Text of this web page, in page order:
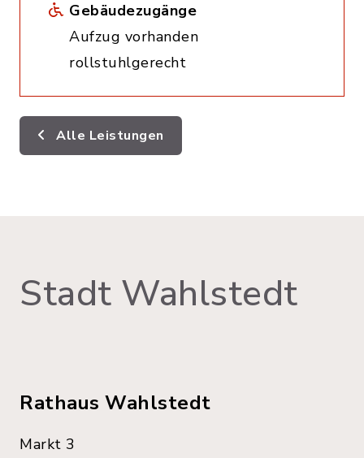
Gebäudezugänge
Aufzug vorhanden
rollstuhlgerecht
Alle Leistungen
Stadt Wahlstedt
Rathaus Wahlstedt
Markt 3